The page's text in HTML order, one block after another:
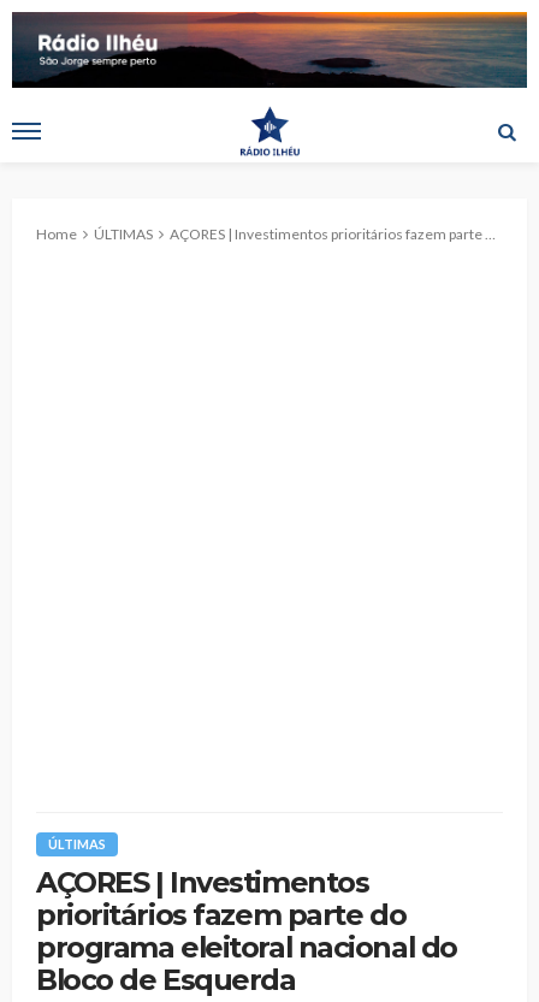
Home ÚLTIMAS AÇORES | Investimentos prioritários fazem parte do programa eleitoral nacional do Bloco de Esquerda
ÚLTIMAS
AÇORES | Investimentos
prioritários fazem parte do
programa eleitoral nacional do
Bloco de Esquerda